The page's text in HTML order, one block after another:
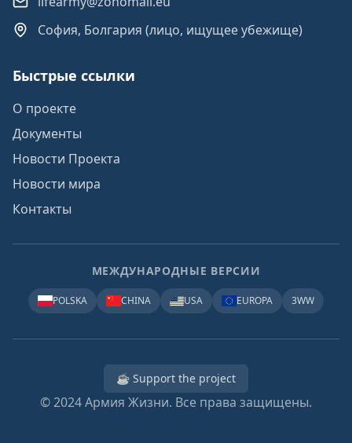
София, Болгария (лицо, ищущее убежище)
Быстрые ссылки
О проекте
Документы
Новости Проекта
Новости мира
Контакты
МЕЖДУНАРОДНЫЕ ВЕРСИИ
POLSKA CHINA USA EUROPA 3WW
☕ Support the project
© 2024Армия Жизни. Все права защищены.